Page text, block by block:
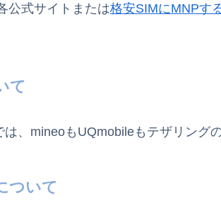
公式サイトまたは格安SIMにMNPす
て
、mineoもUQmobileもテザリング
ついて